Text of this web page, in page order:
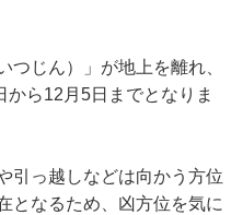
じん）」が地上を離れ、
ら12月5日までとなりま
引っ越しなどは向かう方位
となるため、凶方位を気に